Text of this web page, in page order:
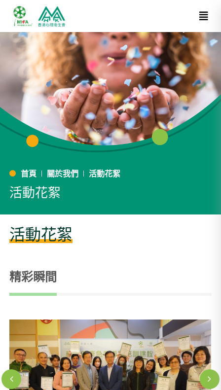
首頁 關於我們 活動花絮
活動花絮
活動花絮
精彩瞬間